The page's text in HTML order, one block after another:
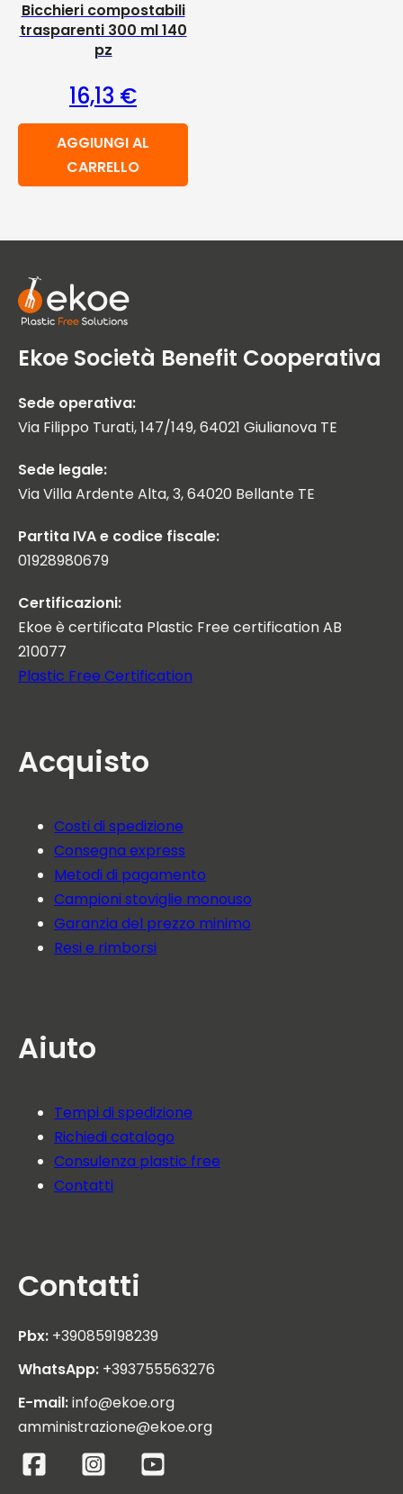
Bicchieri compostabili
trasparenti 300 ml 140
pz
16,13 €
AGGIUNGI AL
CARRELLO
Ekoe Società Benefit Cooperativa
Sede operativa:
Via Filippo Turati, 147/149, 64021 Giulianova TE
Sede legale:
Via Villa Ardente Alta, 3, 64020 Bellante TE
Partita IVA e codice fiscale:
01928980679
Certificazioni:
Ekoe è certificata Plastic Free certification AB
210077
Plastic Free Certification
Acquisto
Costi di spedizione
Consegna express
Metodi di pagamento
Campioni stoviglie monouso
Garanzia del prezzo minimo
Resi e rimborsi
Aiuto
Tempi di spedizione
Richiedi catalogo
Consulenza plastic free
Contatti
Contatti
Pbx: +390859198239
WhatsApp: +393755563276
E-mail:info@ekoe.org
amministrazione@ekoe.org